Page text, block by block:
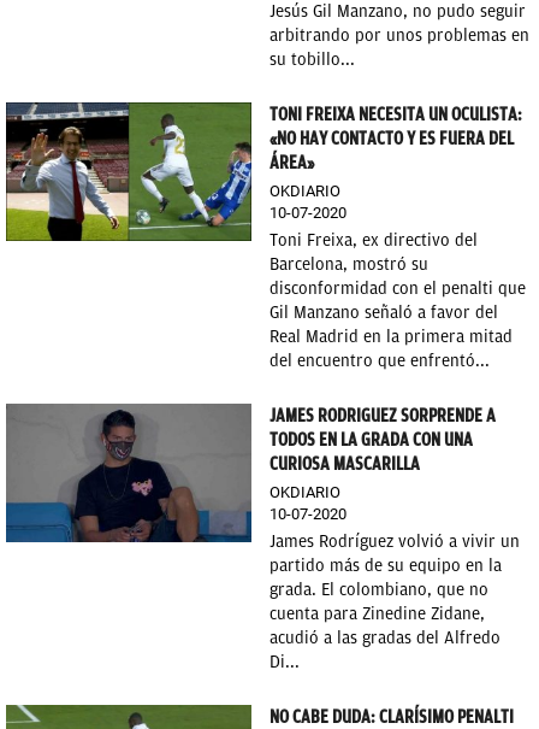
Jesús Gil Manzano, no pudo seguir
arbitrando por unos problemas en
su tobillo...
TONI FREIXA NECESITA UN OCULISTA:
«NO HAY CONTACTO Y ES FUERA DEL
ÁREA»
OKDIARIO
10-07-2020
Toni Freixa, ex directivo del
Barcelona, mostró su
disconformidad con el penalti que
Gil Manzano señaló a favor del
Real Madrid en la primera mitad
del encuentro que enfrentó...
JAMES RODRIGUEZ SORPRENDE A
TODOS EN LA GRADA CON UNA
CURIOSA MASCARILLA
OKDIARIO
10-07-2020
James Rodríguez volvió a vivir un
partido más de su equipo en la
grada. El colombiano, que no
cuenta para Zinedine Zidane,
acudió a las gradas del Alfredo
Di...
NO CABE DUDA: CLARÍSIMO PENALTI